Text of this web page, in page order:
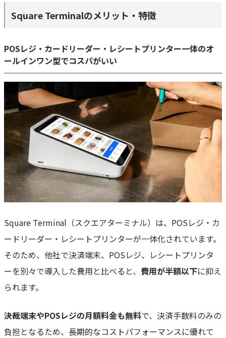
Square Terminalのメリット・特徴
POSレジ・カードリーダー・レシートプリンター一体のオ
ールインワン型でコスパがいい
Square Terminal（スクエアターミナル）は、POSレジ・カ
ードリーダー・レシートプリンターが一体化されています。
そのため、他社で決済端末、POSレジ、レシートプリンタ
ーを別々で導入した費用と比べると、 費用が半額以下に抑え
られます。
決裁端末やPOSレジの月額料金も無料で、決済手数料のみの
負担となるため、長期的なコストパフォーマンスに優れて